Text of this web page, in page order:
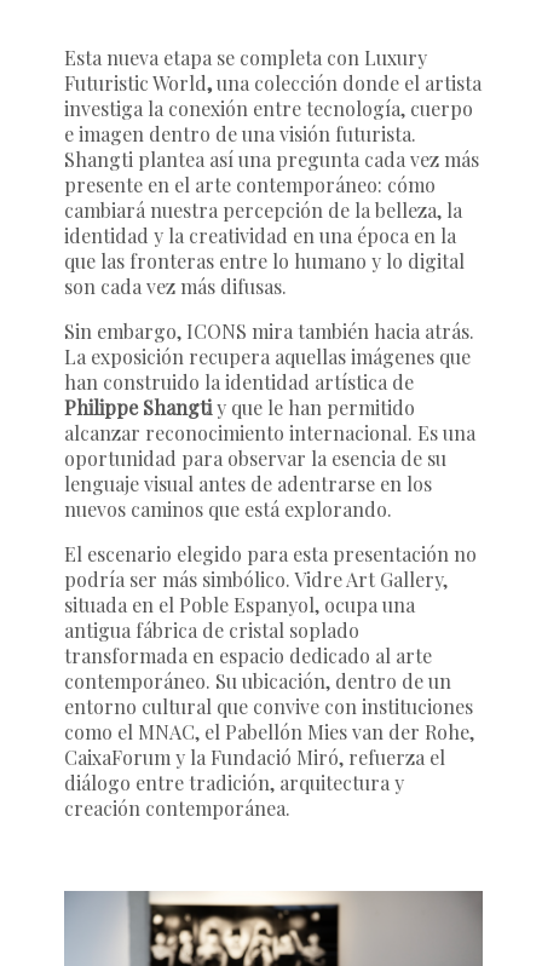
Esta nueva etapa se completa con Luxury
Futuristic World,una colección donde el artista
investiga la conexión entre tecnología, cuerpo
e imagen dentro de una visión futurista.
Shangti plantea así una pregunta cada vez más
presente en el arte contemporáneo: cómo
cambiará nuestra percepción de la belleza, la
identidad y la creatividad en una época en la
que las fronteras entre lo humano y lo digital
son cada vez más difusas.
Sin embargo, ICONS mira también hacia atrás.
La exposición recupera aquellas imágenes que
han construido la identidad artística de
Philippe Shangtiy que le han permitido
alcanzar reconocimiento internacional. Es una
oportunidad para observar la esencia de su
lenguaje visual antes de adentrarse en los
nuevos caminos que está explorando.
El escenario elegido para esta presentación no
podría ser más simbólico. Vidre Art Gallery,
situada en el Poble Espanyol, ocupa una
antigua fábrica de cristal soplado
transformada en espacio dedicado al arte
contemporáneo. Su ubicación, dentro de un
entorno cultural que convive con instituciones
como el MNAC, el Pabellón Mies van der Rohe,
CaixaForum y la Fundació Miró, refuerza el
diálogo entre tradición, arquitectura y
creación contemporánea.